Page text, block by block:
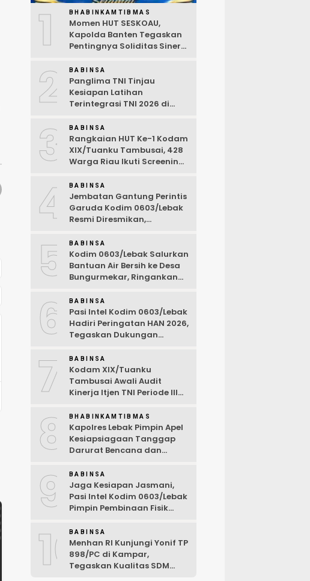
1 BHABINKAMTIBMAS
Momen HUT SESKOAU,
Kapolda Banten Tegaskan
Pentingnya Soliditas Sinergi
2 BABINSA
Panglima TNI Tinjau
Kesiapan Latihan
Terintegrasi TNI 2026 di
3 BABINSA
Rangkaian HUT Ke-1 Kodam
XIX/Tuanku Tambusai, 428
Warga Riau Ikuti Screening
4 BABINSA
Jembatan Gantung Perintis
Garuda Kodim 0603/Lebak
Resmi Diresmikan,
Desa Wanasalam
5 BABINSA
Kodim 0603/Lebak Salurkan
Bantuan Air Bersih ke Desa
Bungurmekar, Ringankan
Kemarau
6 BABINSA
Pasi Intel Kodim 0603/Lebak
Hadiri Peringatan HAN 2026,
Tegaskan Dukungan
Ramah Anak
7 BABINSA
Kodam XIX/Tuanku
Tambusai Awali Audit
Kinerja Itjen TNI Periode III
8 BHABINKAMTIBMAS
Kapolres Lebak Pimpin Apel
Kesiapsiagaan Tanggap
Darurat Bencana dan
9 BABINSA
Jaga Kesiapan Jasmani,
Pasi Intel Kodim 0603/Lebak
Pimpin Pembinaan Fisik
10BABINSA
Menhan RI Kunjungi Yonif TP
898/PC di Kampar,
Tegaskan Kualitas SDM